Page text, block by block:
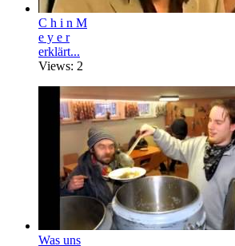
C h i n M
e y e r
erklärt...
Views: 2
Was uns